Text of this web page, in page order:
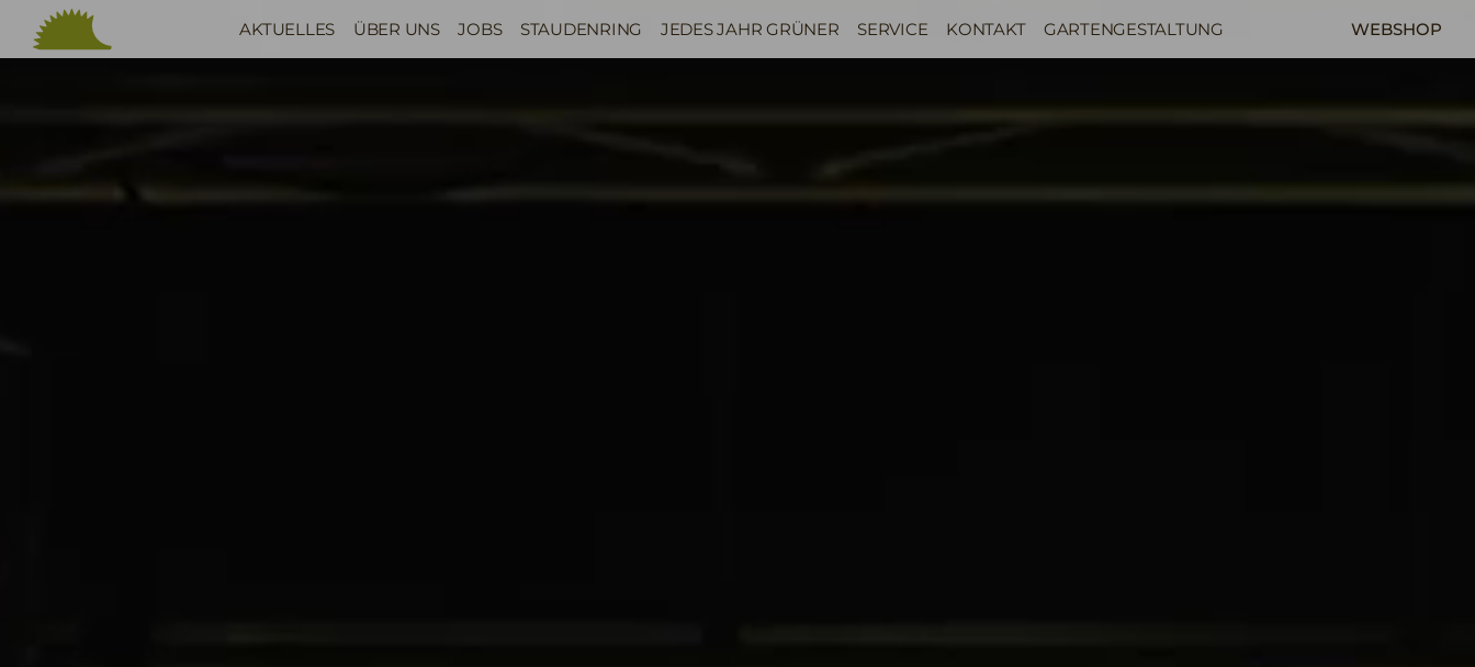
AKTUELLES ÜBER UNS JOBS STAUDENRING JEDES JAHR GRÜNER SERVICE KONTAKT GARTENGESTALTUNG WEBSHOP